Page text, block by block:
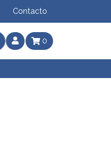
Contacto
0